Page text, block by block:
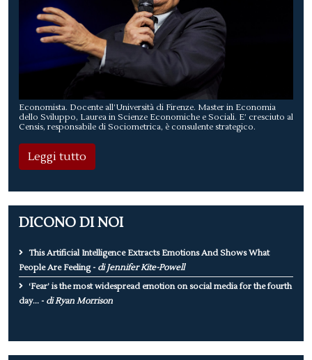
Economista. Docente all’Università di Firenze. Master in Economia
dello Sviluppo, Laurea in Scienze Economiche e Sociali. E’ cresciuto al
Censis, responsabile di Sociometrica, è consulente strategico.
Leggi tutto
DICONO DI NOI
This Artificial Intelligence Extracts Emotions And Shows What
People Are Feeling - di Jennifer Kite-Powell
‘Fear’ is the most widespread emotion on social media for the fourth
day... - di Ryan Morrison